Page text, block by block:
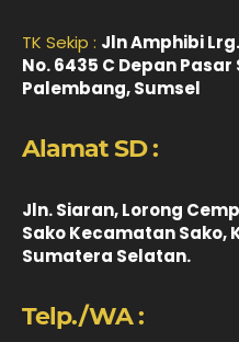
TK Sekip : Jln Amphibi
No. 6435 C Depan
Palembang, Sumsel
Alamat SD :
Jln. Siaran, Lorong
Sako Kecamatan Sako,
Sumatera Selatan.
Telp./WA :